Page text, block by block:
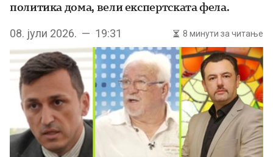
политика дома, вели експертската фела.
08. јули 2026. — 19:31 8 минути за читање